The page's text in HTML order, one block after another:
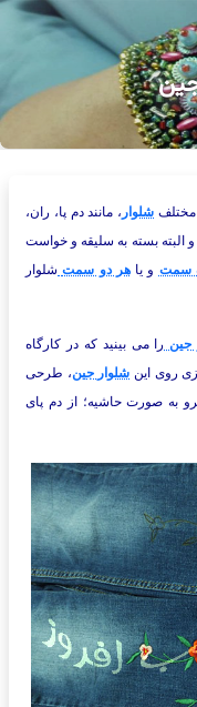
شلوار ، مانند دم پا، ران،
بسته به سلیقه و خواست
سمت و یاهر دو سمت شلوار
جین را می بینید که در کارگاه
روی این شلوار جین، طرحی
به صورت حاشیه؛ از دم پای